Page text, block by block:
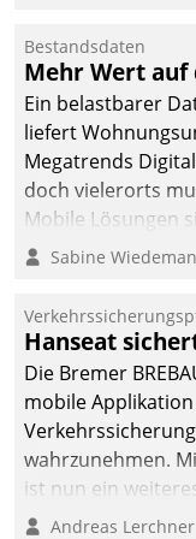
Bestandsdaten
Mehr Wert auf
Ein belastbarer
liefert
Megatrends
doch vielerorts
Mobile Lösungen
Sabine
Hanseat
Die Bremer
mobile Applikation
wahrzunehmen.
ist nun ein
Einsatz.
Andreas Lerchner